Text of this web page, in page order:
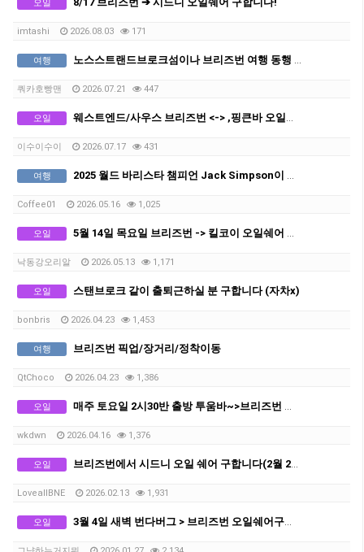
오일
imtashi 2026.08.03 171
여행 노스스트랜드브로크섬이나 브리즈번 여행 동행 구해요~
쿼카호빵맨 2026.07.21 447
오일 웨스트엔드/사우스 브리즈번 <-> ,핑큰바 오일쉐어 구합니다
이수이수이 2026.07.17 431
여행 2025 월드 바리스타 챔피언 Jack Simpson이 브리즈번에 옵니다! - The Hideout Team
Coffee01 2026.05.16 1,025
오일 5월 14일 목요일 브리즈번 -> 킬코이 오일쉐어 구합니다
낙동강오리알 2026.05.13 1,171
오일 스탠브로크 같이 출퇴근하실 분 구합니다 (자차x)
bonbris 2026.04.23 1,453
여행 브리즈번 픽업/장거리/정착이동
QtChoco 2026.04.23 1,386
오일 매주 토요일 2시30반 출방 투움바~>브리즈번 오일쉐어 구합니다
wkdwn 2026.04.16 1,376
오일 브리즈번에서 시드니 오일 쉐어 구합니다(2월 25-26일 출발)
LoveallBNE 2026.02.13 1,931
오일 3월 4일 새벽 번다버그 > 브리즈번 오일쉐어구해요